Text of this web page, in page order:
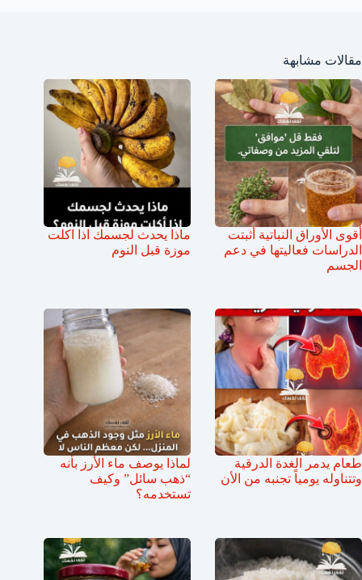
مقالات مشابهة
أقوى الأوراق النباتية أثبتت
الدراسات فعاليتها في دعم
الجسم
ماذا يحدث لجسمك اذا اكلت
موزة قبل النوم
طعام يدمر الغدة الدرقية
وتتناوله يومياً تجنبه من الأن
لماذا يوصف ماء الأرز بأنه
“ذهب سائل” وكيف
تستخدمه؟